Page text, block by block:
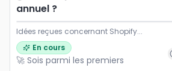
annuel ?
Idées reçues concernant Shopify...
En cours
🚀 Sois parmi les premiers